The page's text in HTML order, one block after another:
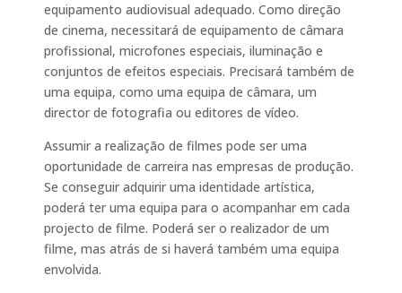
equipamento audiovisual adequado. Como direção
de cinema, necessitará de equipamento de câmara
profissional, microfones especiais, iluminação e
conjuntos de efeitos especiais. Precisará também de
uma equipa, como uma equipa de câmara, um
director de fotografia ou editores de vídeo.
Assumir a realização de filmes pode ser uma
oportunidade de carreira nas empresas de produção.
Se conseguir adquirir uma identidade artística,
poderá ter uma equipa para o acompanhar em cada
projecto de filme. Poderá ser o realizador de um
filme, mas atrás de si haverá também uma equipa
envolvida.